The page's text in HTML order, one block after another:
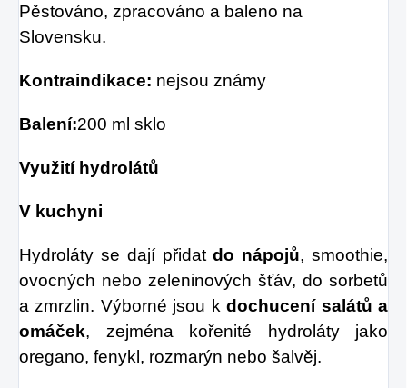
Pěstováno, zpracováno a baleno na
Slovensku.
Kontraindikace: nejsou známy
Balení:200 ml sklo
Využití hydrolátů
V kuchyni
Hydroláty se dají přidatdo nápojů, smoothie,
ovocných nebo zeleninových šťáv, do sorbetů
a zmrzlin. Výborné jsou kdochucení salátů a
omáček, zejména kořenité hydroláty jako
oregano, fenykl, rozmarýn nebo šalvěj.